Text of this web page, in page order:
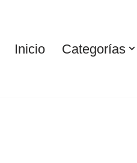
Inicio Categorías